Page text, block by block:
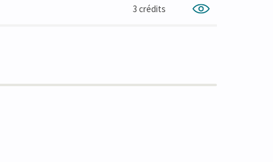
3 crédits